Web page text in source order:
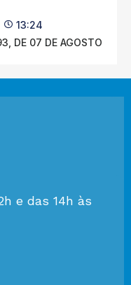
13:24
DE 07 DE AGOSTO
e das 14h às